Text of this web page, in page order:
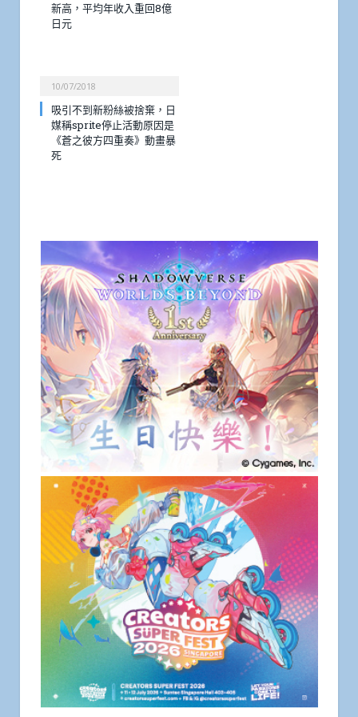
新高，平均年收入重回8億
日元
10/07/2018
吸引不到新粉絲被捨棄，日
媒稱sprite停止活動原因是
《蒼之彼方四重奏》動畫暴
死